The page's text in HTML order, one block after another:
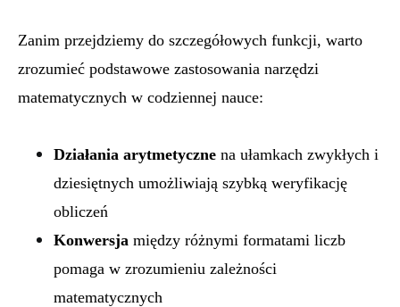
Zanim przejdziemy do szczegółowych funkcji, warto
zrozumieć podstawowe zastosowania narzędzi
matematycznych w codziennej nauce:
Działania arytmetyczne na ułamkach zwykłych i
dziesiętnych umożliwiają szybką weryfikację
obliczeń
Konwersja między różnymi formatami liczb
pomaga w zrozumieniu zależności
matematycznych